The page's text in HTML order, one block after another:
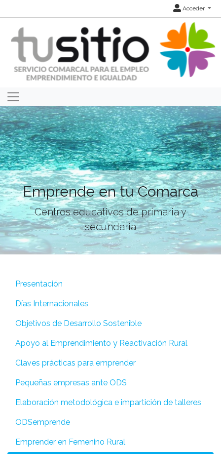
Acceder
Emprende en tu Comarca
Centros educativos de primaria y
secundaria
Presentación
Días Internacionales
Objetivos de Desarrollo Sostenible
Apoyo al Emprendimiento y Reactivación Rural
Claves prácticas para emprender
Pequeñas empresas ante ODS
Elaboración metodológica e impartición de talleres
ODSemprende
Emprender en Femenino Rural